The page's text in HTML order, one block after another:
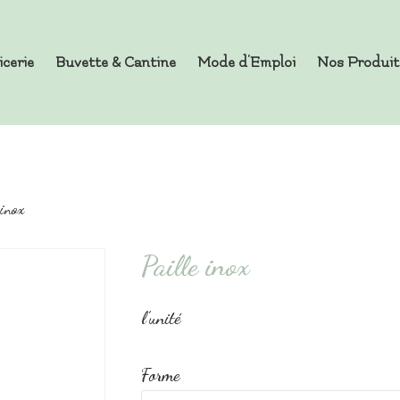
Buvette & Cantine Mode d’Emploi Nos
Paille inox
l’unité
Forme